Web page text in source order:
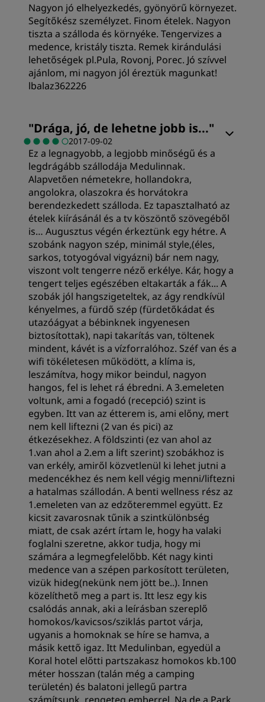
Tisztaság
Kiszolgálás
Nagyon jó elhelyezkedés, gyönyörű környezet.
Segítőkész személyzet. Finom ételek. Nagyon
tiszta a szálloda és környéke. Tengervizes a
medence, kristály tiszta. Remek kirándulási
lehetőségek pl.Pula, Rovonj, Porec. Jó szívvel
ajánlom, mi nagyon jól éreztük magunkat!
lbalaz362226
Érték
Alvásminőség
Elhelyezkedés
Tisztaság
Kiszolgálás
"Drága, jó, de lehetne jobb is..."
2017-09-02
Ez a legnagyobb, a legjobb minőségű és a
legdrágább szállodája Medulinnak.
Alapvetően németekre, hollandokra,
angolokra, olaszokra és horvátokra
berendezkedett szálloda. Ez tapasztalható az
ételek kiírásánál és a tv köszöntő szövegéből
is… Augusztus végén érkeztünk egy hétre. A
szobánk nagyon szép, minimál style,(éles,
sarkos, totyogóval vigyázni) bár nem nagy,
viszont volt tengerre néző erkélye. Kár, hogy a
tengert teljes egészében eltakarták a fák... A
szobák jól hangszigeteltek, az ágy rendkívül
kényelmes, a fürdő szép (fürdetőkádat és
utazóágyat a bébinknek ingyenesen
biztosítottak), napi takarítás van, töltenek
mindent, kávét is a vízforralóhoz. Széf van és a
wifi tökéletesen működött, a klíma is,
leszámítva, hogy mikor beindul, nagyon
hangos, fel is lehet rá ébredni. A 3.emeleten
voltunk, ami a fogadó (recepció) szint is
egyben. Itt van az étterem is, ami előny, mert
nem kell liftezni (2 van és pici) az
étkezésekhez. A földszinti (ez van ahol az
1.van ahol a 2.em a lift szerint) szobákhoz is
van erkély, amiről közvetlenül ki lehet jutni a
medencékhez és nem kell végig menni/liftezni
a hatalmas szállodán. A benti wellness rész az
1.emeleten van az edzőteremmel együtt. Ez
kicsit zavarosnak tűnik a szintkülönbség
miatt, de csak azért írtam le, hogy ha valaki
foglalni szeretne, akkor tudja, hogy mi
számára a legmegfelelőbb. Két nagy kinti
medence van a szépen parkosított területen,
vizük hideg(nekünk nem jött be..). Innen
közelíthető meg a part is. Itt lesz egy kis
csalódás annak, aki a leírásban szereplő
homokos/kavicsos/sziklás partot várja,
ugyanis a homoknak se híre se hamva, a
másik kettő igaz. Itt Medulinban, egyedül a
Koral hotel előtti partszakasz homokos kb.100
méter hosszan (talán még a camping
területén) és balatoni jellegű partra